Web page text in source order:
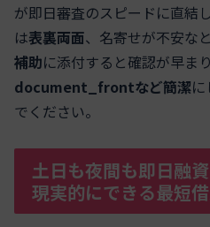
が即日審査のスピードに直結
は表裏両面、名寄せが不安な
補助に添付すると確認が早ま
document_frontなど簡潔
でください。
土日も夜間も即日融
現実的にできる最短